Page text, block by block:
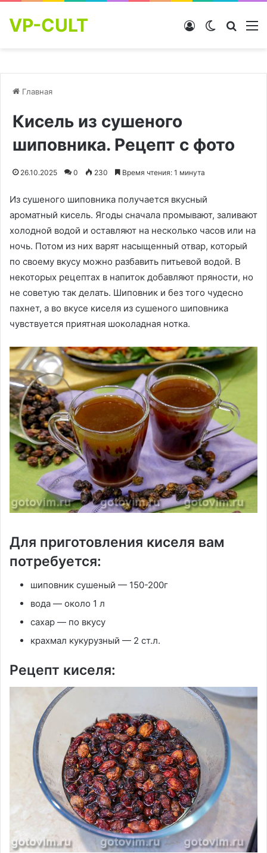
VP-CULT Switch skin
Войти
Главная
Кисель из сушеного
шиповника. Рецепт с фото
26.10.2025 0 230 Время чтения: 1 минута
Из сушеного шиповника получается вкусный
ароматный кисель. Ягоды сначала промывают, заливают
холодной водой и оставляют на несколько часов или на
ночь. Потом из них варят насыщенный отвар, который
по своему вкусу можно разбавить питьевой водой. В
некоторых рецептах в напиток добавляют пряности, но
не советую так делать. Шиповник и без того чудесно
пахнет, а во вкусе киселя из сушеного шиповника
чувствуется приятная шоколадная нотка.
Для приготовления киселя вам
потребуется:
шиповник сушеный — 150-200г
вода — около 1 л
сахар — по вкусу
крахмал кукурузный — 2 ст.л.
Рецепт киселя: